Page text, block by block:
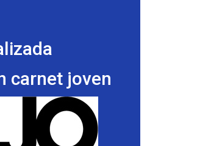
carnet joven